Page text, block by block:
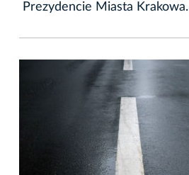
Prezydencie Miasta Krakowa.